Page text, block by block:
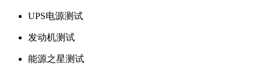
UPS电源测试
发动机测试
能源之星测试